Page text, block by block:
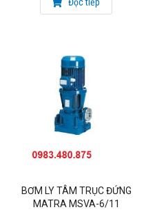
Matra – Italy
BƠM LY TÂM TRỤC ĐỨNG
MATRA MSVA-6/11